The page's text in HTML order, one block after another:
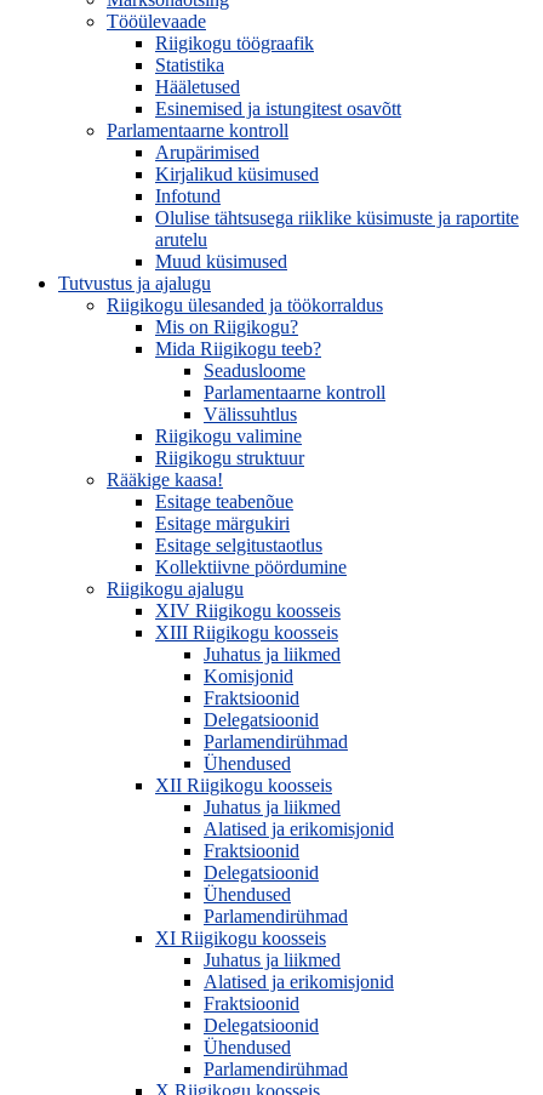
Tööülevaade
Riigikogu töögraafik
Statistika
Hääletused
Esinemised ja istungitest osavõtt
Parlamentaarne kontroll
Arupärimised
Kirjalikud küsimused
Infotund
Olulise tähtsusega riiklike küsimuste ja raportite
arutelu
Muud küsimused
Tutvustus ja ajalugu
Riigikogu ülesanded ja töökorraldus
Mis on Riigikogu?
Mida Riigikogu teeb?
Seadusloome
Parlamentaarne kontroll
Välissuhtlus
Riigikogu valimine
Riigikogu struktuur
Rääkige kaasa!
Esitage teabenõue
Esitage märgukiri
Esitage selgitustaotlus
Kollektiivne pöördumine
Riigikogu ajalugu
XIV Riigikogu koosseis
XIII Riigikogu koosseis
Juhatus ja liikmed
Komisjonid
Fraktsioonid
Delegatsioonid
Parlamendirühmad
Ühendused
XII Riigikogu koosseis
Juhatus ja liikmed
Alatised ja erikomisjonid
Fraktsioonid
Delegatsioonid
Ühendused
Parlamendirühmad
XI Riigikogu koosseis
Juhatus ja liikmed
Alatised ja erikomisjonid
Fraktsioonid
Delegatsioonid
Ühendused
Parlamendirühmad
X Riigikogu koosseis